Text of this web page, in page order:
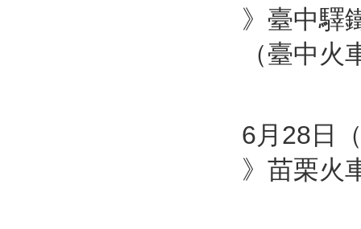
》臺中驛
（臺中火
6月28日
》苗栗火